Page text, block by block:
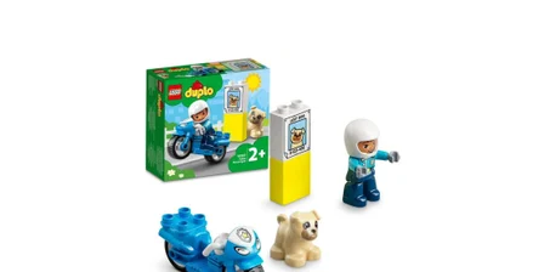
Mise s policejní motorkou
Dostupnost:
Skladem3
11514
LEGO